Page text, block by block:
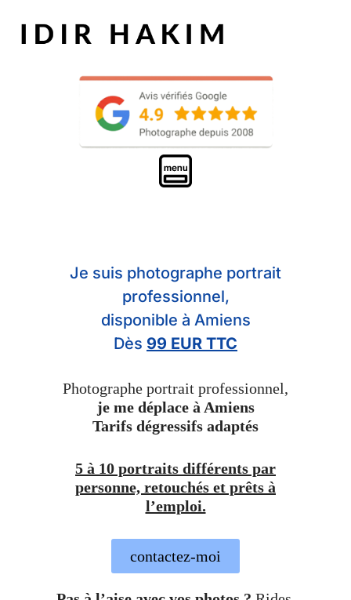
Je suis photographe portrait
professionnel,
disponible à Amiens
Dès 99 EUR TTC
Photographe portrait professionnel,
je me déplace à Amiens
Tarifs dégressifs adaptés
5 à 10 portraits différents par
personne, retouchés et prêts à
l’emploi.
contactez-moi